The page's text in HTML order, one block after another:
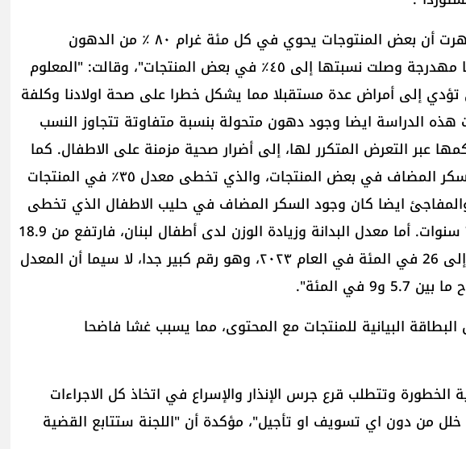
واشارت إلى أن "هذه الدراسة أظهرت أن بعض المنتوجات يحوي في كل مئة غرام ٨٠ ٪؜ من الدهون
المشبعة التي تحوي بدورها زيوتا مهدرجة وصلت نسبتها إلى ٤٥٪؜ في بعض المنتجات"، وقالت: "المعلوم
تؤدي إلى أمراض عدة مستقبلا مما يشكل خطرا على صحة اولادنا وكلفة
الدراسة ايضا وجود دهون متحولة بنسبة متفاوتة تتجاوز النسب
عبر التعرض المتكرر لها، إلى أضرار صحية مزمنة على الاطفال. كما
أظهرت الدراسة وجود نسب من السكر المضاف في بعض المنتجات، والذي تخطى معدل ٣٥٪؜ في المنتجات
ايضا كان وجود السكر المضاف في حليب الاطفال الذي تخطى
٥٪؜ في حليب الاطفال ما بين ١ و٣ سنوات. أما معدل البدانة وزيادة الوزن لدى أطفال لبنان، فارتفع من 18.9
في المئة بين عامي 2004- 2021 إلى 26 في المئة في العام ٢٠٢٣، وهو رقم كبير جدا، لا سيما أن المعدل
في المئة".
البيانية للمنتجات مع المحتوى، مما يسبب غشا فاضحا
وتتطلب قرع جرس الإنذار والإسراع في اتخاذ كل الاجراءات
من دون اي تسويف او تأجيل"، مؤكدة أن "اللجنة ستتابع القضية